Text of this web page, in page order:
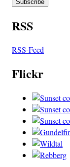
RSS
RSS-Feed
Flickr